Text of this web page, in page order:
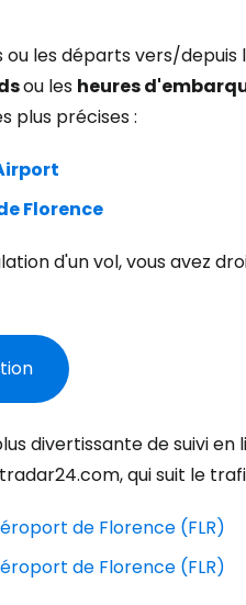
ou les départs vers/
ou les heures
plus précises :
Florence
d'un vol, vous avez
divertissante de suivi en
qui suit le
de Florence (FLR)
de Florence (FLR)
mondiale des